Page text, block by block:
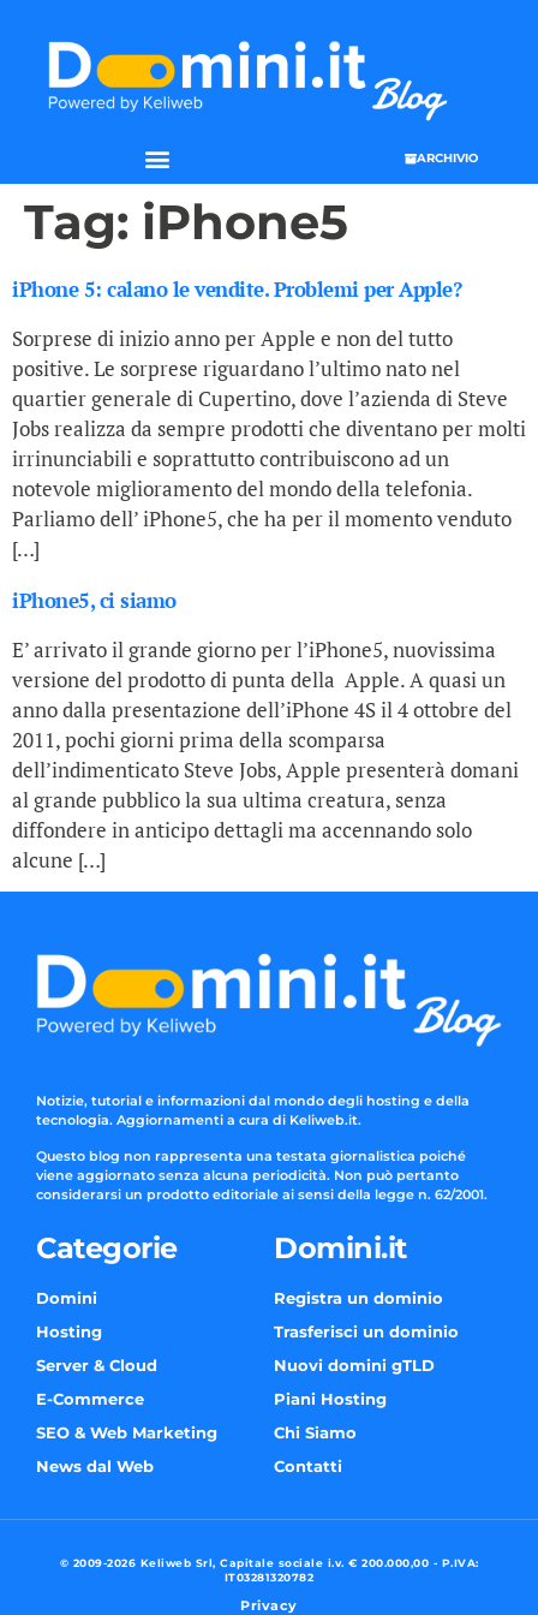
ARCHIVIO
Tag: iPhone5
iPhone 5: calano le vendite. Problemi per Apple?
Sorprese di inizio anno per Apple e non del tutto
positive. Le sorprese riguardano l’ultimo nato nel
quartier generale di Cupertino, dove l’azienda di Steve
Jobs realizza da sempre prodotti che diventano per molti
irrinunciabili e soprattutto contribuiscono ad un
notevole miglioramento del mondo della telefonia.
Parliamo dell’ iPhone5, che ha per il momento venduto
[…]
iPhone5, ci siamo
E’ arrivato il grande giorno per l’iPhone5, nuovissima
versione del prodotto di punta della Apple. A quasi un
anno dalla presentazione dell’iPhone 4S il 4 ottobre del
2011, pochi giorni prima della scomparsa
dell’indimenticato Steve Jobs, Apple presenterà domani
al grande pubblico la sua ultima creatura, senza
diffondere in anticipo dettagli ma accennando solo
alcune […]
Notizie, tutorial e informazioni dal mondo degli hosting e della
tecnologia. Aggiornamenti a cura di Keliweb.it.
Questo blog non rappresenta una testata giornalistica poiché
viene aggiornato senza alcuna periodicità. Non può pertanto
considerarsi un prodotto editoriale ai sensi della legge n. 62/2001.
Categorie
Domini
Hosting
Server & Cloud
E-Commerce
SEO & Web Marketing
News dal Web
Domini.it
Registra un dominio
Trasferisci un dominio
Nuovi domini gTLD
Piani Hosting
Chi Siamo
Contatti
© 2009-2026 Keliweb Srl, Capitale sociale i.v. € 200.000,00 - P.IVA:
IT03281320782
Privacy